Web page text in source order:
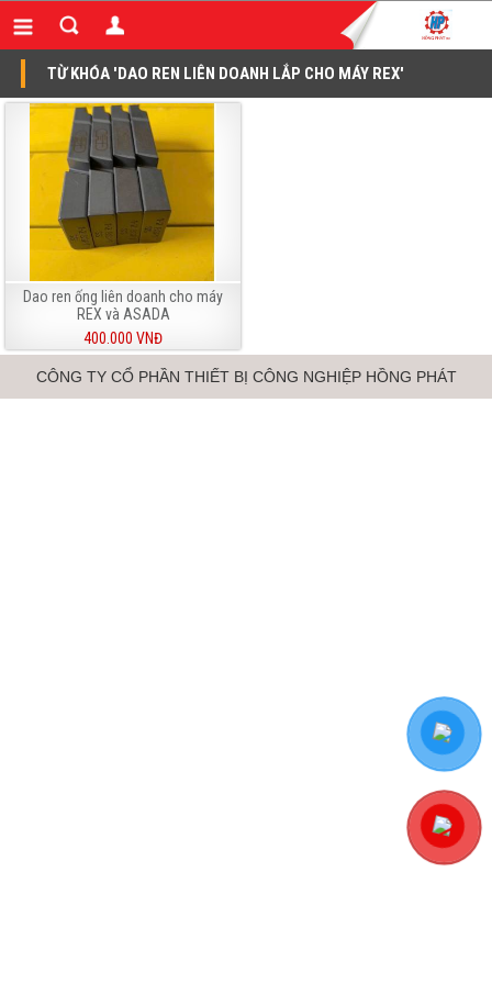
TỪ KHÓA 'DAO REN LIÊN DOANH LẮP CHO MÁY REX'
Dao ren ống liên doanh cho máy
REX và ASADA
400.000 VNĐ
CÔNG TY CỔ PHẦN THIẾT BỊ CÔNG NGHIỆP HỒNG PHÁT